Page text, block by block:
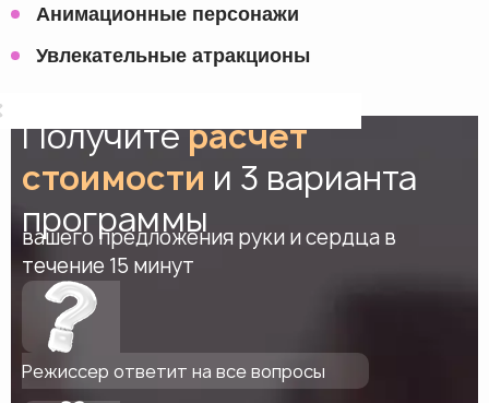
Анимационные персонажи
Увлекательные атракционы
Получитерасчет
стоимости и 3 варианта
программы
вашего предложения руки и сердца в
течение 15 минут
Режиссер ответит на все вопросы